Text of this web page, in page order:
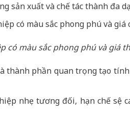
sản xuất và chế tác thành đa
có màu sắc phong phú và giá
có màu sắc phong phú và giá
thành phần quan trọng tạo
nhẹ tương đối, hạn chế sệ